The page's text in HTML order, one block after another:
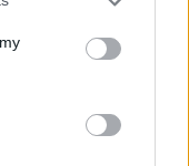
de Toulouse
de Cinéma en
de la douceur
qui ont
de la